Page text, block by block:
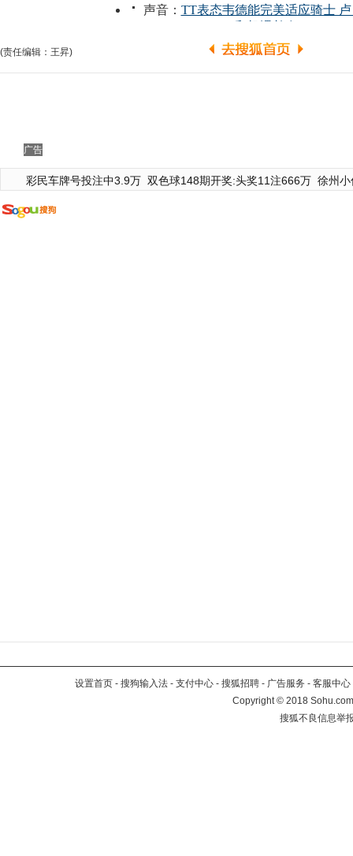
(责任编辑：王昇)
广告
彩民车牌号投注中3.9万 双色球148期开奖:头奖11注666万 徐州
设置首页 - 搜狗输入法 - 支付中心 - 搜狐招聘 - 广告服务 - 客服中心
Copyright©2018
搜狐不良信息举